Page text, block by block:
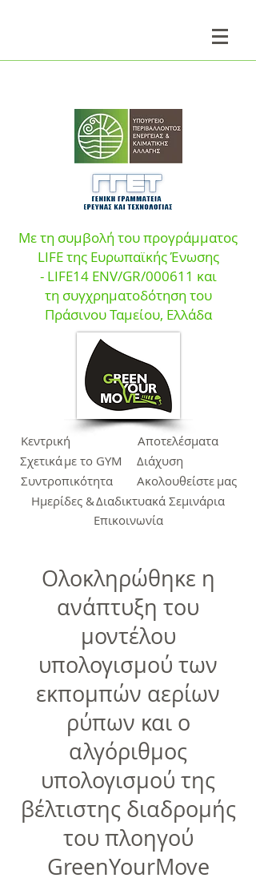
Ολοκληρώθηκε η
ανάπτυξη του
μοντέλου
υπολογισμού των
εκπομπών αερίων
ρύπων και ο
αλγόριθμος
υπολογισμού της
βέλτιστης διαδρομής
του πλοηγού
GreenYourMove
Με τη συμβολή του προγράμματος
LIFE της Ευρωπαϊκής Ένωσης
- LIFE14 ENV/GR/000611 και
τη συγχρηματοδότηση του
Πράσινου Ταμείου, Ελλάδα
Κεντρική
Σχετικά
Συντροπικότητα
Ημερίδες &
Διάχυση
Αποτελέσματα
Ακολουθείστε μας
Επικοινωνία
με το GYM
Διαδικτυακά Σεμινάρια